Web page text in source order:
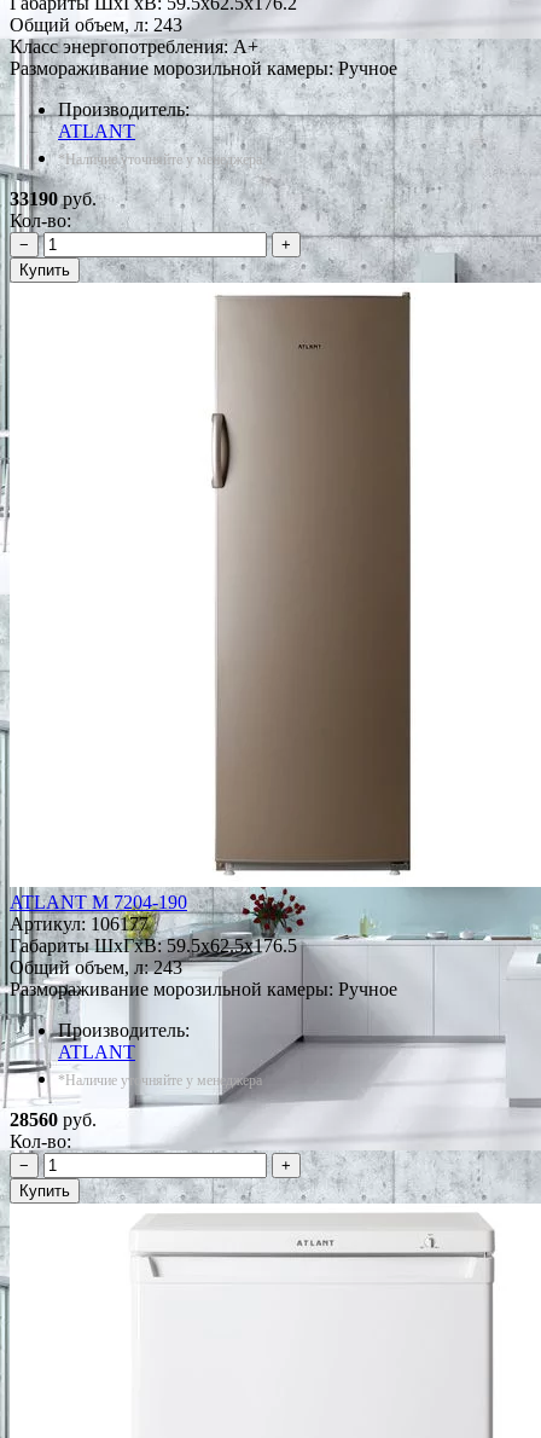
Общий объем, л: 243
Класс энергопотребления: A+
Размораживание морозильной камеры: Ручное
Производитель:
ATLANT
*Наличие уточняйте у менеджера
33190руб.
Кол-во:
−
+
Купить
ATLANT М 7204-190
Артикул: 106177
Габариты ШxГxВ: 59.5x62.5x176.5
Общий объем, л: 243
Размораживание морозильной камеры: Ручное
Производитель:
ATLANT
*Наличие уточняйте у менеджера
28560 руб.
Кол-во:
−
+
Купить